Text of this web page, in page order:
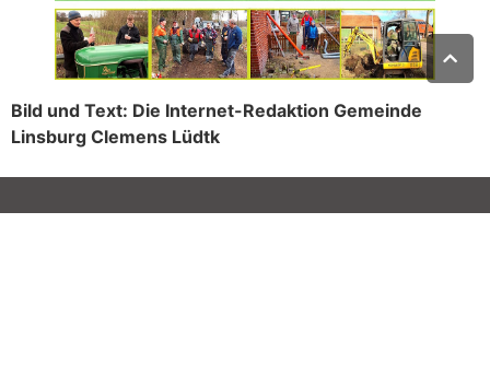
Bild und Text: Die Internet-Redaktion Gemeinde
Linsburg Clemens Lüdtk